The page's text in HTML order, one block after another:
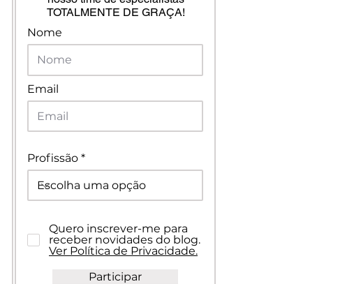
TOTALMENTE DE GRAÇA!
Nome
Email
Profissão
Quero inscrever-me para
receber novidades do blog.
Ver Política de Privacidade.
Participar